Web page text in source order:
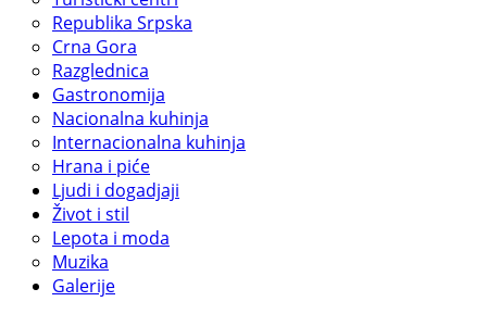
Republika Srpska
Crna Gora
Razglednica
Gastronomija
Nacionalna kuhinja
Internacionalna kuhinja
Hrana i piće
Ljudi i dogadjaji
Život i stil
Lepota i moda
Muzika
Galerije